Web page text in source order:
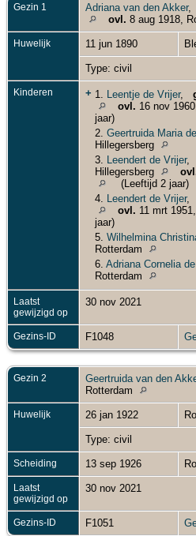
Gezin 1 Adriana van den Akker,
ovl. 8 aug 1918,
Huwelijk 11 jun 1890
Type: civil
Kinderen + 1. Leentje de Vrijer,
ovl. 16 nov
jaar)
2. Geertruida Maria
Hillegersberg
3.
Leendert de Vrijer,
Hillegersberg
(Leeftijd 2 jaar)
4.
Leendert de Vrijer,
ovl. 11 mrt
jaar)
5. Wilhelmina
Rotterdam
6. Adriana Cornelia
Rotterdam
Laatst
gewijzigd op
30 nov 2021
Gezins-ID F1048
Gezin 2 Geertruida van den
Rotterdam
Huwelijk 26 jan 1922
Type: civil
Scheiding 13 sep 1926
Laatst
gewijzigd op
30 nov 2021
Gezins-ID F1051